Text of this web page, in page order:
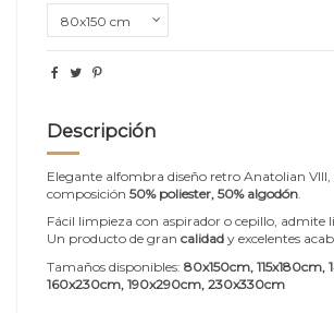
Descripción
Elegante alfombra diseño retro Anatolian VIII,
composición 50% poliester, 50% algodón
Fácil limpieza con aspirador o cepillo, admite
Un producto de gran calidad y excelentes
Tamaños disponibles: 80x150cm, 115x180cm,
160x230cm, 190x290cm, 230x330cm